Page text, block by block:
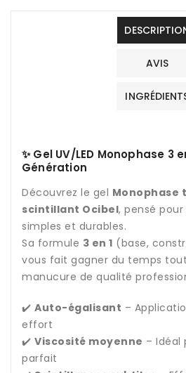
AVIS
✨ Gel UV/LED Monophase 3
Génération
Découvrez le gel Monophase
scintillant Ocibel, pensé
simples et durables.
Sa formule 3 en 1 (base,
vous fait gagner du temps
manucure de qualité
✔️ Auto-égalisant –
effort
✔️ Viscosité moyenne – Idéal
parfait